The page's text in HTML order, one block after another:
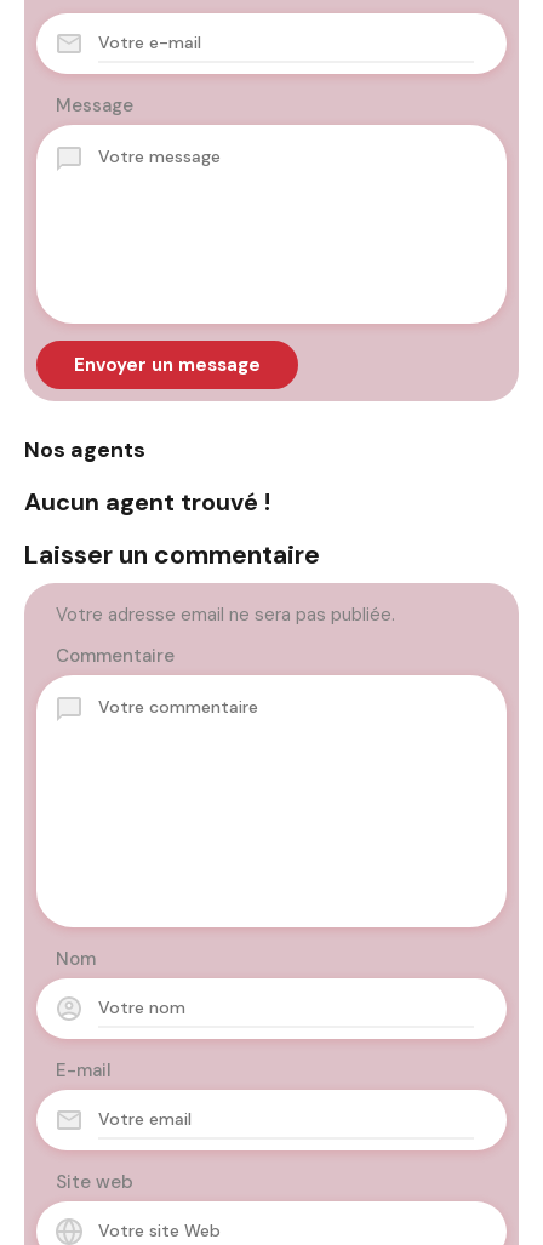
Message
Envoyer un message
Nos agents
Aucun agent trouvé !
Laisser un commentaire
Votre adresse email ne sera pas publiée.
Commentaire
Nom
E-mail
Site web